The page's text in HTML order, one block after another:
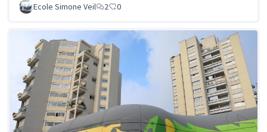
Ecole Simone Veil 2 0